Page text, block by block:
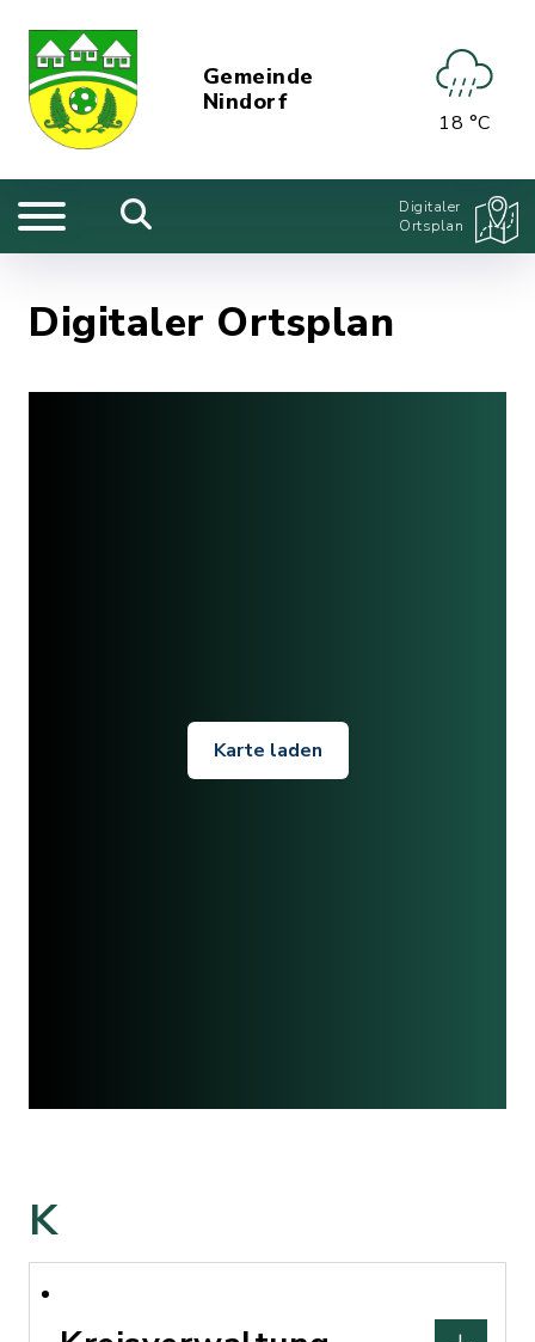
Gemeinde
Nindorf
18 °C
Digitaler
Ortsplan
Digitaler Ortsplan
Karte laden
K